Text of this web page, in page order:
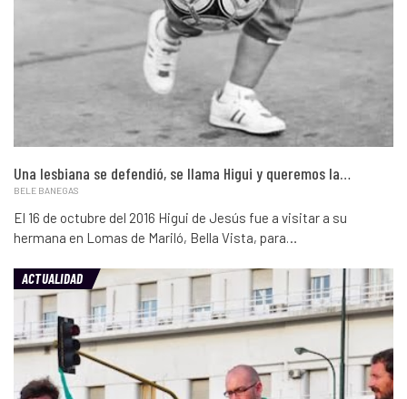
Una lesbiana se defendió, se llama Higui y queremos la…
BELE BANEGAS
El 16 de octubre del 2016 Higui de Jesús fue a visitar a su
hermana en Lomas de Mariló, Bella Vista, para…
ACTUALIDAD